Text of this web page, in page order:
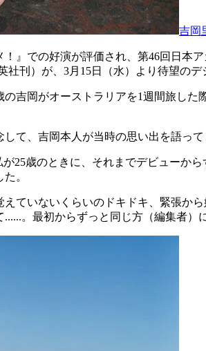
吉岡
』での好演が評価され、第46回日本
社刊）が、3月15日（水）より待望のデ
の吉岡がオーストラリアを1週間旅し
て、吉岡本人が当時の思い出を語って
が25歳のときに、それまでデビュー
。
えていないくらいのドキドキ、緊張か
......。最初からずっと同じ方（編集者